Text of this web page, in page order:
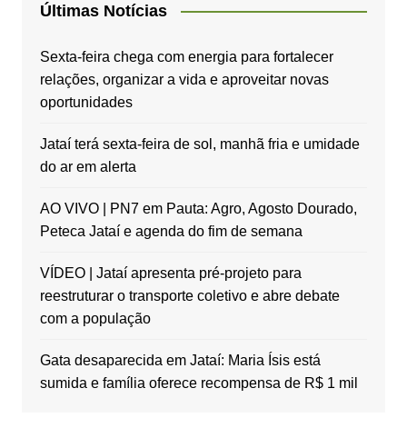
Últimas Notícias
Sexta-feira chega com energia para fortalecer
relações, organizar a vida e aproveitar novas
oportunidades
Jataí terá sexta-feira de sol, manhã fria e umidade
do ar em alerta
AO VIVO | PN7 em Pauta: Agro, Agosto Dourado,
Peteca Jataí e agenda do fim de semana
VÍDEO | Jataí apresenta pré-projeto para
reestruturar o transporte coletivo e abre debate
com a população
Gata desaparecida em Jataí: Maria Ísis está
sumida e família oferece recompensa de R$ 1 mil